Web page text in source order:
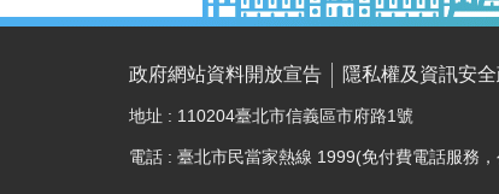
政府網站資料開放宣告 隱私權及資訊安
地址 : 110204臺北市信義區市府路1號
電話 : 臺北市民當家熱線 1999(免付費電話服務